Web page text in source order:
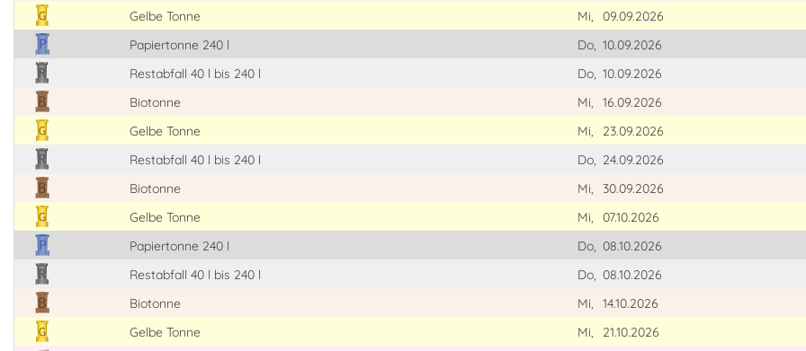
Gelbe Tonne
Mi,
09.09.2026
Papiertonne 240 l
Do, 10.09.2026
Restabfall 40 l bis 240 l
Do, 10.09.2026
Biotonne
Mi,
16.09.2026
Gelbe Tonne
Mi,
23.09.2026
Restabfall 40 l bis 240 l
Do, 24.09.2026
Biotonne
Mi,
30.09.2026
Gelbe Tonne
Mi,
07.10.2026
Papiertonne 240 l
Do, 08.10.2026
Restabfall 40 l bis 240 l
Do, 08.10.2026
Biotonne
Mi,
14.10.2026
Gelbe Tonne
Mi,
21.10.2026